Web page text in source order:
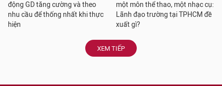
động GD tăng cường và theo
nhu cầu để thống nhất khi thực
hiện
một môn thể thao, một nhạc cụ:
Lãnh đạo trường tại TPHCM đề
xuất gì?
XEM TIẾP